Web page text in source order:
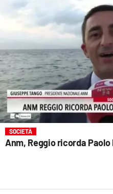
LAC TV
LAC ONAIR
LaC
Network
LACPLAY.IT
LACTV.IT
SOCIETÀ
Anm, Reggio ricorda